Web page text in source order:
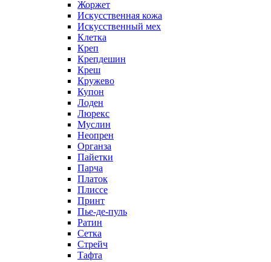
Жоржет
Искусственная кожа
Искусственный мех
Клетка
Креп
Крепдешин
Креш
Кружево
Купон
Лоден
Люрекс
Муслин
Неопрен
Органза
Пайетки
Парча
Платок
Плиссе
Принт
Пье-де-пуль
Ратин
Сетка
Стрейч
Тафта